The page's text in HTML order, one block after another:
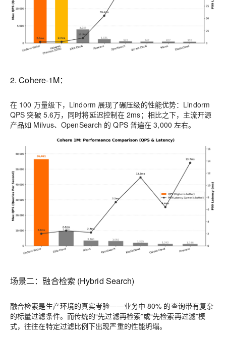
2. Cohere-1M：
在 100 万量级下，Lindorm 展现了碾压级的性能优势：Lindorm
QPS 突破 5.6万，同时将延迟控制在2ms；相比之下，主流开源
产品如 Milvus、OpenSearch 的 QPS 普遍在 3,000 左右。
场景二：融合检索 (Hybrid Search)
融合检索是生产环境的真实考验——业务中 80% 的查询带有复杂
的标量过滤条件。而传统的“先过滤再检索”或“先检索再过滤”模
式，往往在特定过滤比例下出现严重的性能坍塌。